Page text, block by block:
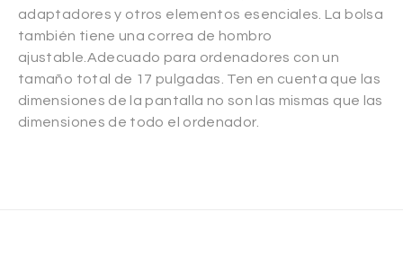
adaptadores y otros elementos esenciales. La bolsa
también tiene una correa de hombro
ajustable.Adecuado para ordenadores con un
tamaño total de 17 pulgadas. Ten en cuenta que las
dimensiones de la pantalla no son las mismas que las
dimensiones de todo el ordenador.